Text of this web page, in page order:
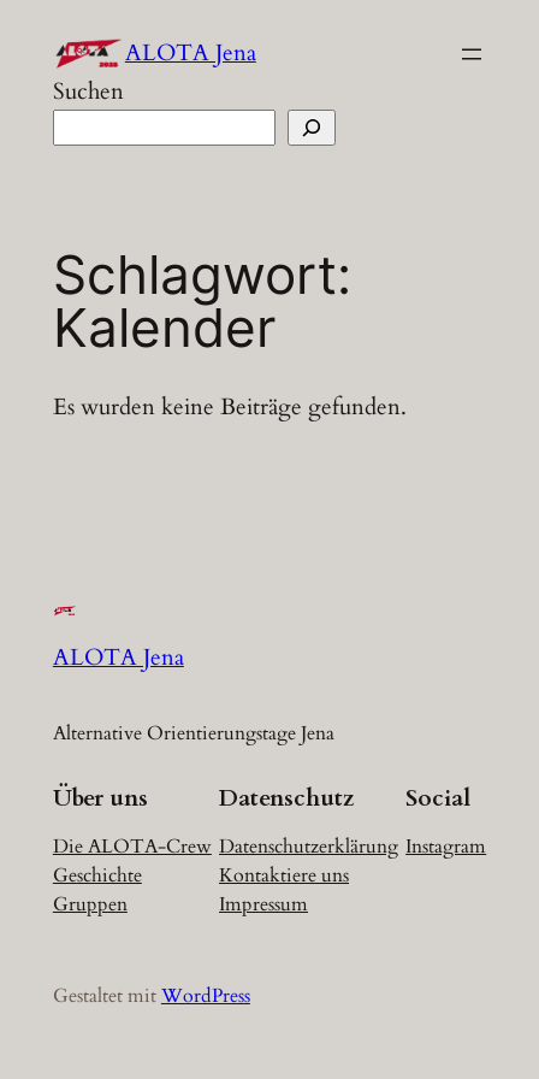
Inhalt
springen
ALOTA Jena
Suchen
Schlagwort:
Kalender
Es wurden keine Beiträge gefunden.
ALOTA Jena
Alternative Orientierungstage Jena
Über uns
Die ALOTA-Crew
Geschichte
Gruppen
Datenschutz
Datenschutzerklärung
Kontaktiere uns
Impressum
Social
Instagram
Gestaltet mitWordPress